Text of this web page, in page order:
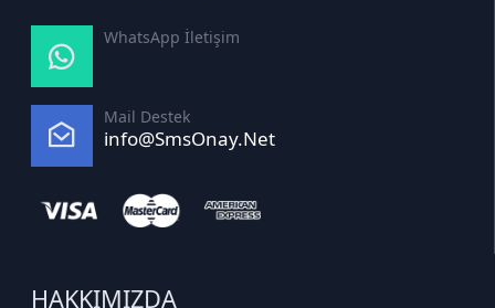
WhatsApp İletişim
Mail Destek
info@SmsOnay.Net
HAKKIMIZDA